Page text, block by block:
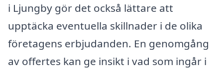
i Ljungby gör det också lättare att
upptäcka eventuella skillnader i de olika
företagens erbjudanden. En genomgång
av offertes kan ge insikt i vad som ingår i